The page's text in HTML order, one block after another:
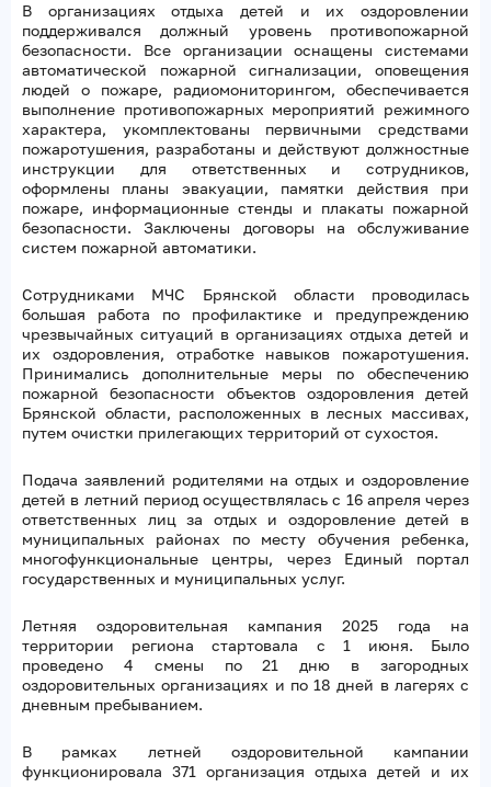
В организациях отдыха детей и их оздоровлении
поддерживался должный уровень противопожарной
безопасности. Все организации оснащены системами
автоматической пожарной сигнализации, оповещения
людей о пожаре, радиомониторингом, обеспечивается
выполнение противопожарных мероприятий режимного
характера, укомплектованы первичными средствами
пожаротушения, разработаны и действуют должностные
инструкции для ответственных и сотрудников,
оформлены планы эвакуации, памятки действия при
пожаре, информационные стенды и плакаты пожарной
безопасности. Заключены договоры на обслуживание
систем пожарной автоматики.
Сотрудниками МЧС Брянской области проводилась
большая работа по профилактике и предупреждению
чрезвычайных ситуаций в организациях отдыха детей и
их оздоровления, отработке навыков пожаротушения.
Принимались дополнительные меры по обеспечению
пожарной безопасности объектов оздоровления детей
Брянской области, расположенных в лесных массивах,
путем очистки прилегающих территорий от сухостоя.
Подача заявлений родителями на отдых и оздоровление
детей в летний период осуществлялась с 16 апреля через
ответственных лиц за отдых и оздоровление детей в
муниципальных районах по месту обучения ребенка,
многофункциональные центры, через Единый портал
государственных и муниципальных услуг.
Летняя оздоровительная кампания 2025 года на
территории региона стартовала с 1 июня. Было
проведено 4 смены по 21 дню в загородных
оздоровительных организациях и по 18 дней в лагерях с
дневным пребыванием.
В рамках летней оздоровительной кампании
функционировала 371 организация отдыха детей и их